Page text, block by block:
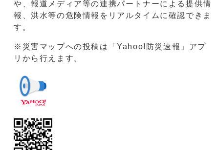
や、報道メディア等の連携パートナーによる提供情
報、洪水等の危険情報をリアルタイムに確認できま
す。
※災害マップへの投稿は「Yahoo!防災速報」アプ
リから行えます。